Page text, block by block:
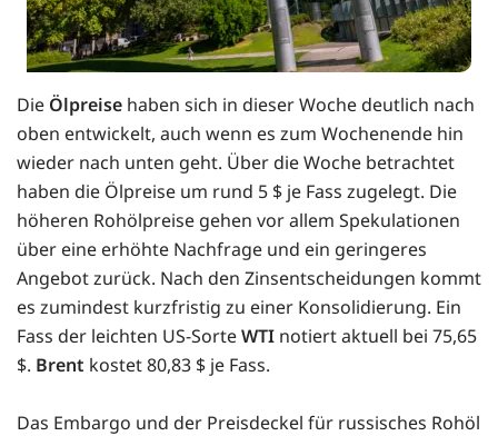
Die Ölpreise haben sich in dieser Woche deutlich nach
oben entwickelt, auch wenn es zum Wochenende hin
wieder nach unten geht. Über die Woche betrachtet
haben die Ölpreise um rund 5 $ je Fass zugelegt. Die
höheren Rohölpreise gehen vor allem Spekulationen
über eine erhöhte Nachfrage und ein geringeres
Angebot zurück. Nach den Zinsentscheidungen kommt
es zumindest kurzfristig zu einer Konsolidierung. Ein
Fass der leichten US-SorteWTI notiert aktuell bei 75,65
$. Brent kostet 80,83 $ je Fass.
Das Embargo und der Preisdeckel für russisches Rohöl